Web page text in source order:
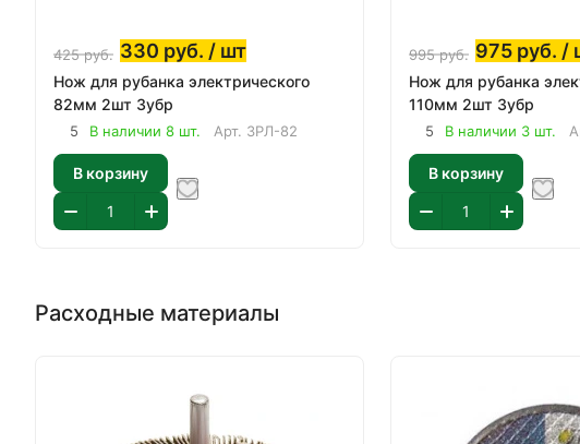
425руб. 330 руб. / шт
Нож для рубанка электрического
82мм 2шт Зубр
5 В наличии 8 шт. Арт. ЗРЛ-82
В корзину
995руб. 975 руб. /
Нож для рубанка
110мм 2шт Зубр
5 В наличии 3 шт.
В корзину
Расходные материалы